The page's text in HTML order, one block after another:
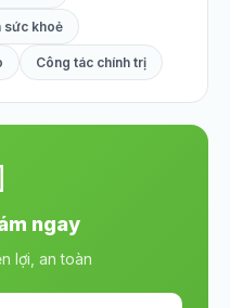
sức khoẻ
Công tác chính trị
ngay
lợi, an toàn